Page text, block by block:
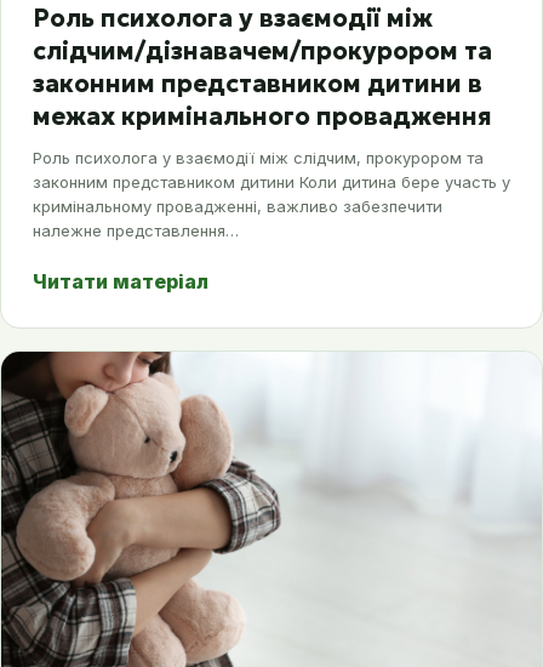
Роль психолога у взаємодії між
слідчим/дізнавачем/прокурором та
законним представником дитини в
межах кримінального провадження
Роль психолога у взаємодії між слідчим, прокурором та
законним представником дитини Коли дитина бере участь у
кримінальному провадженні, важливо забезпечити
належне представлення…
Читати матеріал